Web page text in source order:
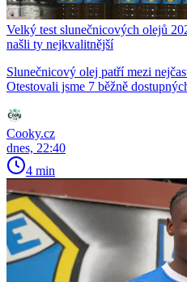
Velký test slunečnicových olejů
našli ty nejkvalitnější
Slunečnicový olej patří mezi
Otestovali jsme 7 běžně
Cooky.cz
dnes, 22:40
4 min